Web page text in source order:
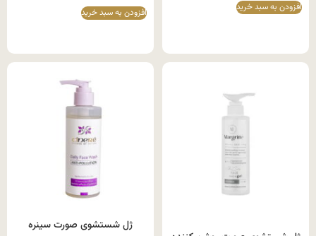
افزودن به سبد خرید افزودن به سبد خرید
ژل شستشوی صورت سینره